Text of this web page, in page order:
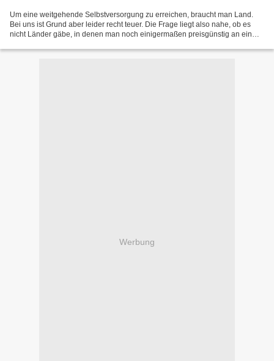
Um eine weitgehende Selbstversorgung zu erreichen, braucht man Land.
Bei uns ist Grund aber leider recht teuer. Die Frage liegt also nahe, ob es
nicht Länder gäbe, in denen man noch einigermaßen preisgünstig an ein
Werbung